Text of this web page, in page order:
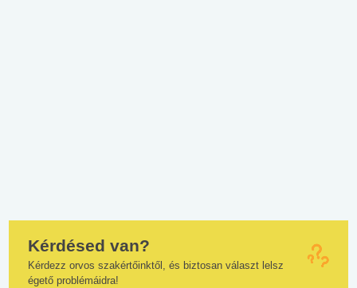
Kérdésed van?
Kérdezz orvos szakértőinktől, és biztosan választ lelsz
égető problémáidra!